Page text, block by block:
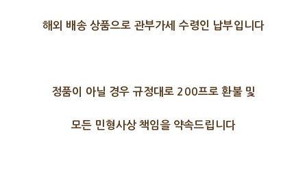
해외 배송 상품으로 관부가세 수령인 납부입니다
정품이 아닐 경우 규정대로 200프로 환불 및
모든 민형사상 책임을 약속드립니다